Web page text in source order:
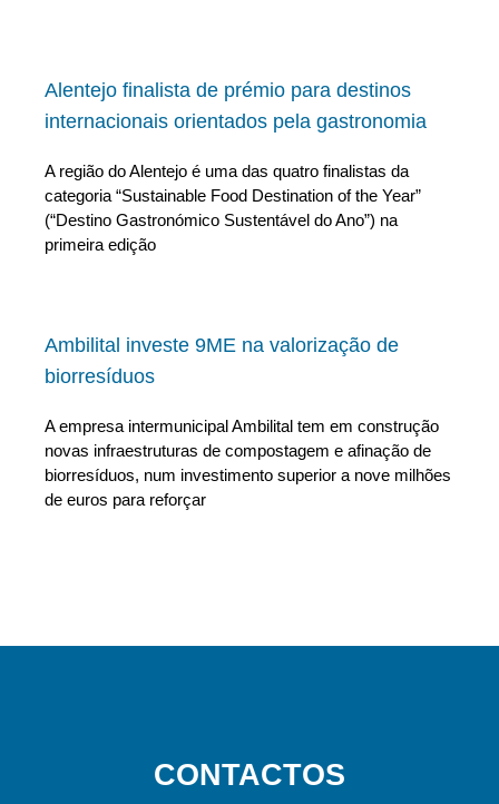
Alentejo finalista de prémio para destinos
internacionais orientados pela gastronomia
A região do Alentejo é uma das quatro finalistas da
categoria “Sustainable Food Destination of the Year”
(“Destino Gastronómico Sustentável do Ano”) na
primeira edição
Ambilital investe 9ME na valorização de
biorresíduos
A empresa intermunicipal Ambilital tem em construção
novas infraestruturas de compostagem e afinação de
biorresíduos, num investimento superior a nove milhões
de euros para reforçar
CONTACTOS